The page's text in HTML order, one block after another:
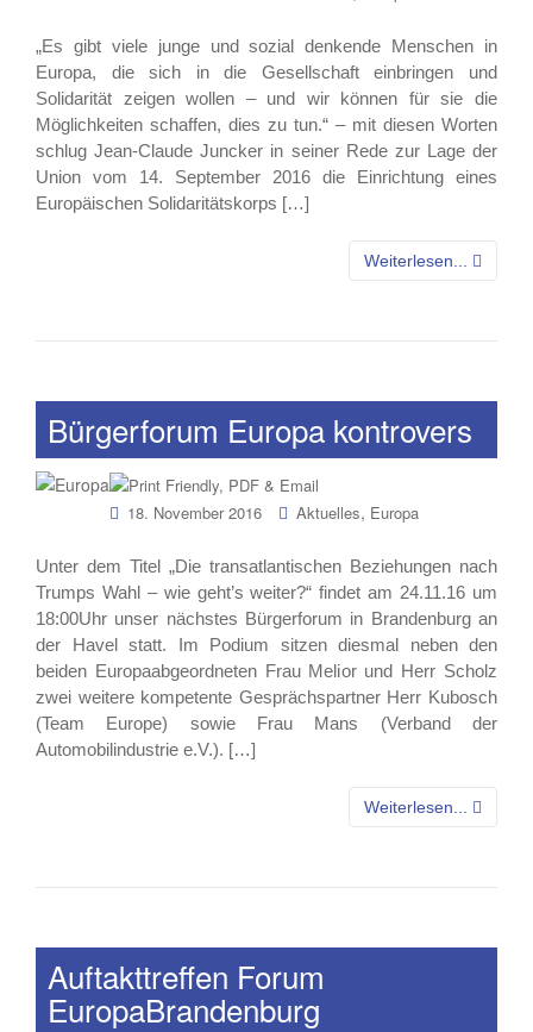
„Es gibt viele junge und sozial denkende Menschen in
Europa, die sich in die Gesellschaft einbringen und
Solidarität zeigen wollen – und wir können für sie die
Möglichkeiten schaffen, dies zu tun.“ – mit diesen Worten
schlug Jean-Claude Juncker in seiner Rede zur Lage der
Union vom 14. September 2016 die Einrichtung eines
Europäischen Solidaritätskorps […]
Weiterlesen...
Bürgerforum Europa kontrovers
18. November 2016 Aktuelles, Europa
Unter dem Titel „Die transatlantischen Beziehungen nach
Trumps Wahl – wie geht’s weiter?“ findet am 24.11.16 um
18:00Uhr unser nächstes Bürgerforum in Brandenburg an
der Havel statt. Im Podium sitzen diesmal neben den
beiden Europaabgeordneten Frau Melior und Herr Scholz
zwei weitere kompetente Gesprächspartner Herr Kubosch
(Team Europe) sowie Frau Mans (Verband der
Automobilindustrie e.V.). […]
Weiterlesen...
Auftakttreffen Forum
EuropaBrandenburg